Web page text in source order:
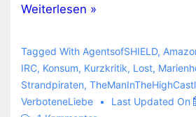
Fernsehserien
Weiterlesen »
Tagged With AgentsofSHIELD,
IRC, Konsum, Kurzkritik, Lost,
Strandpiraten,
VerboteneLiebe
Last Updated On